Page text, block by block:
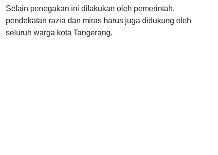
Selain penegakan ini dilakukan oleh pemerintah,
pendekatan razia dan miras harus juga didukung oleh
seluruh warga kota Tangerang.